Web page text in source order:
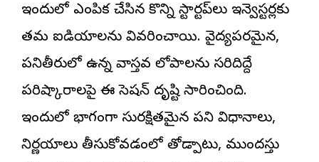
ఇందులో ఎంపిక చేసిన కొన్ని స్టార్టప్‌లు ఇన్వెస్టర్లకు
తమ ఐడియాలను వివరించాయి. వైద్యపరమైన,
పనితీరులో ఉన్న వాస్తవ లోపాలను సరిదిద్దే
పరిష్కారాలపై ఈ సెషన్ దృష్టి సారించింది.
ఇందులో భాగంగా సురక్షితమైన పని విధానాలు,
నిర్ణయాలు తీసుకోవడంలో తోడ్పాటు, ముందస్తు